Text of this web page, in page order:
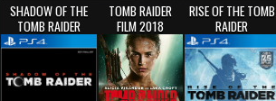
SHADOW OF THE
TOMB RAIDER
TOMB RAIDER
FILM 2018
RISE OF THE TOMB
RAIDER